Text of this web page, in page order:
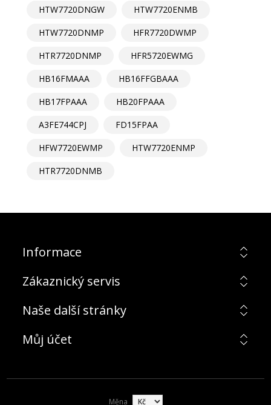
HTW7720DNGW
HTW7720ENMB
HTW7720DNMP
HFR7720DWMP
HTR7720DNMP
HFR5720EWMG
HB16FMAAA
HB16FFGBAAA
HB17FPAAA
HB20FPAAA
A3FE744CPJ
FD15FPAA
HFW7720EWMP
HTW7720ENMP
HTR7720DNMB
Informace
Zákaznický servis
Naše další stránky
Můj účet
Měna